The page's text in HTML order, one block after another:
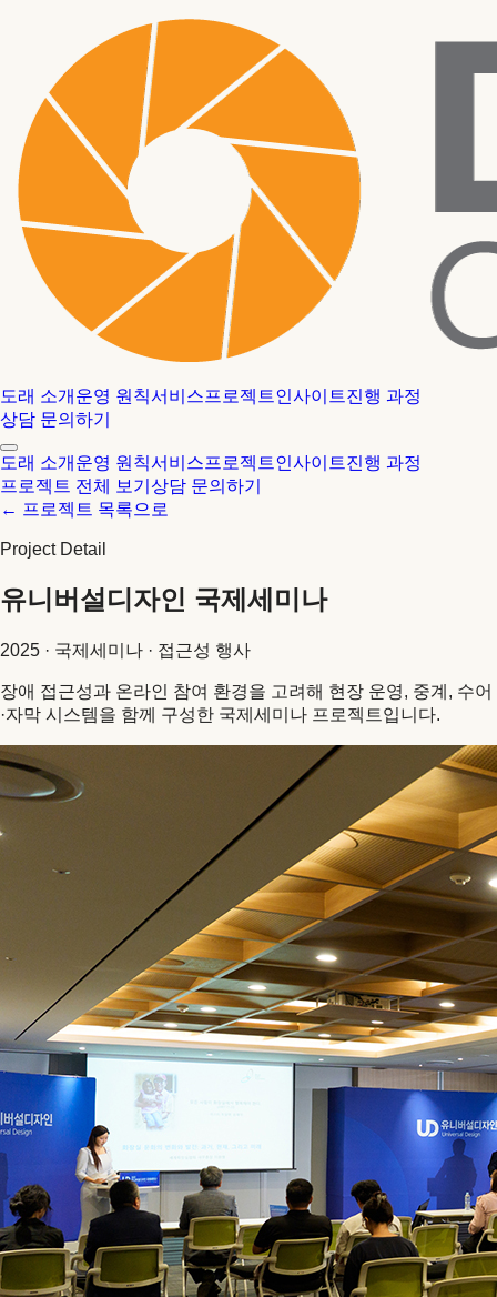
도래 소개 운영 원칙서비스프로젝트인사이트진행 과정
상담 문의하기
도래 소개 운영 원칙서비스프로젝트인사이트진행 과정
프로젝트 전체 보기 상담 문의하기
← 프로젝트 목록으로
Project Detail
유니버설디자인 국제세미나
2025 · 국제세미나 · 접근성 행사
장애 접근성과 온라인 참여 환경을 고려해 현장 운영, 중계, 수어
·자막 시스템을 함께 구성한 국제세미나 프로젝트입니다.